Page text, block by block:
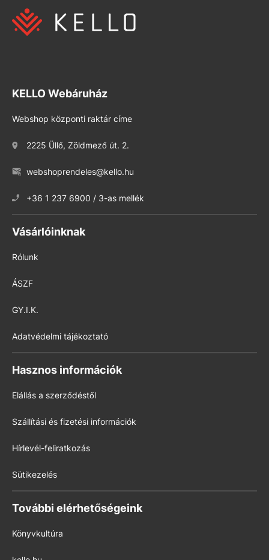
KELLO Webáruház
Webshop központi raktár címe
2225 Üllő, Zöldmező út. 2.
webshoprendeles@kello.hu
+36 1 237 6900 / 3-as mellék
Vásárlóinknak
Rólunk
ÁSZF
GY.I.K.
Adatvédelmi tájékoztató
Hasznos információk
Elállás a szerződéstől
Szállítási és fizetési információk
Hírlevél-feliratkozás
Sütikezelés
További elérhetőségeink
Könyvkultúra